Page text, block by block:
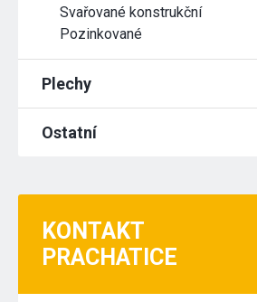
Svařované konstrukční
Pozinkované
Plechy
Ostatní
KONTAKT
PRACHATICE